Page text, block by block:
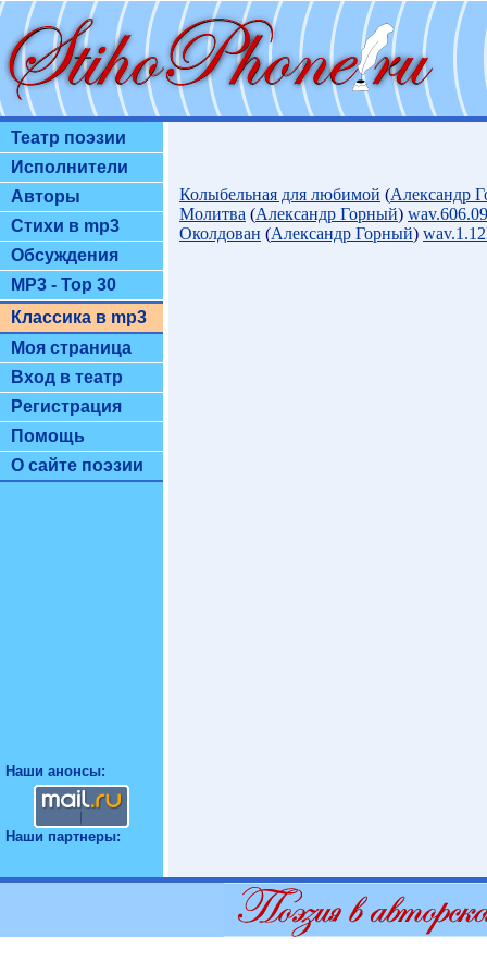
Театр поэзии
Исполнители
Авторы
Стихи в mp3
Обсуждения
MP3 - Top 30
Классика в mp3
Моя страница
Вход в театр
Регистрация
Помощь
О сайте поэзии
Наши анонсы:
Наши партнеры:
Колыбельная для любимой (Александр
Молитва (Александр Горный)
Околдован (Александр Горный)